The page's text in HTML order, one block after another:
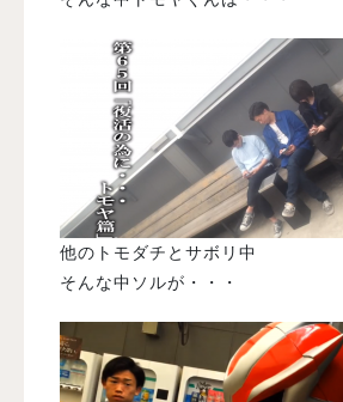
他のトモダチとサボリ中
そんな中ソルが・・・